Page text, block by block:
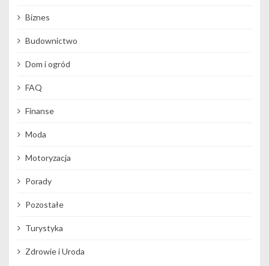
Biznes
Budownictwo
Dom i ogród
FAQ
Finanse
Moda
Motoryzacja
Porady
Pozostałe
Turystyka
Zdrowie i Uroda